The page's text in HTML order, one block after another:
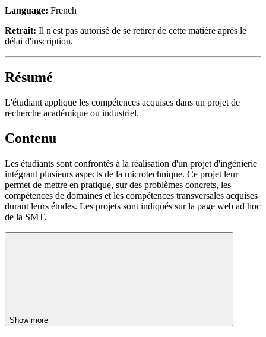
Language: French
Retrait: Il n'est pas autorisé de se retirer de cette matière après le
délai d'inscription.
Résumé
L'étudiant applique les compétences acquises dans un projet de
recherche académique ou industriel.
Contenu
Les étudiants sont confrontés à la réalisation d'un projet d'ingénierie
intégrant plusieurs aspects de la microtechnique. Ce projet leur
permet de mettre en pratique, sur des problèmes concrets, les
compétences de domaines et les compétences transversales acquises
durant leurs études. Les projets sont indiqués sur la page web ad hoc
de la SMT.
Show more